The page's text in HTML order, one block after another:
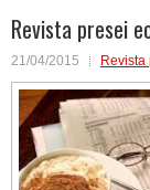
Revista presei
21/04/2015 Revista